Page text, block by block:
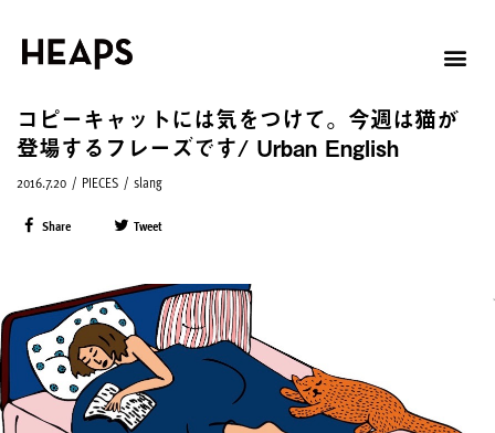
コピーキャットには気をつけて。今週は猫が
登場するフレーズです/ Urban English
2016.7.20 / PIECES / slang
Share Tweet